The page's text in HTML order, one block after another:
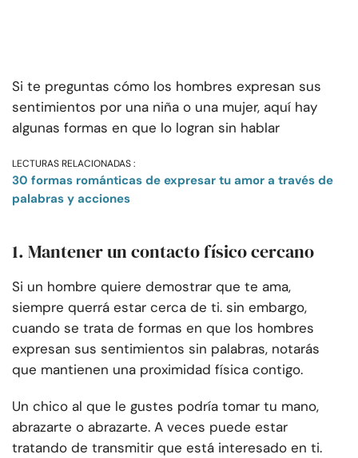
Si te preguntas cómo los hombres expresan sus
sentimientos por una niña o una mujer, aquí hay
algunas formas en que lo logran sin hablar
LECTURAS RELACIONADAS :
30 formas románticas de expresar tu amor a través de
palabras y acciones
1. Mantener un contacto físico cercano
Si un hombre quiere demostrar que te ama,
siempre querrá estar cerca de ti. sin embargo,
cuando se trata de formas en que los hombres
expresan sus sentimientos sin palabras, notarás
que mantienen una proximidad física contigo.
Un chico al que le gustes podría tomar tu mano,
abrazarte o abrazarte. A veces puede estar
tratando de transmitir que está interesado en ti.